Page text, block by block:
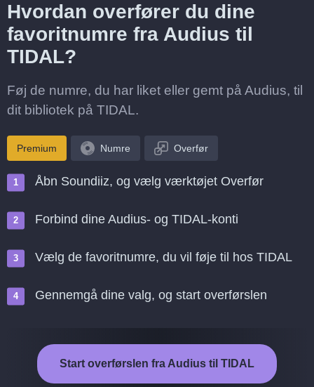
Hvordan overfører du dine
favoritnumre fra Audius til
TIDAL?
Føj de numre, du har liket eller gemt på Audius, til
dit bibliotek på TIDAL.
Premium Numre Overfør
Åbn Soundiiz, og vælg værktøjet Overfør
Forbind dine Audius- og TIDAL-konti
Vælg de favoritnumre, du vil føje til hos TIDAL
Gennemgå dine valg, og start overførslen
Start overførslen fra Audius til TIDAL